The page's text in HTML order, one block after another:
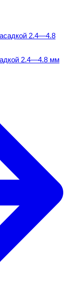
2.4—4.8 мм
2.4—4.8 мм